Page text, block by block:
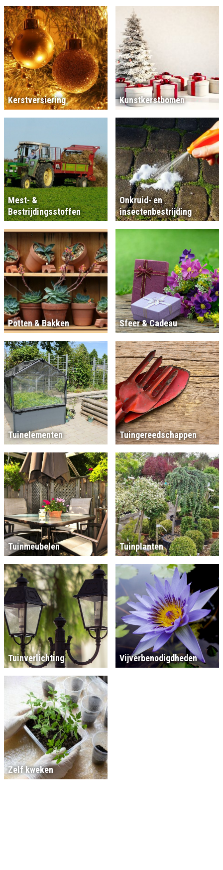
Kerstversiering Kunstkerstbomen
Mest- &
Bestrijdingsstoffen
Onkruid- en
insectenbestrijding
Potten & Bakken Sfeer & Cadeau
Tuinelementen Tuingereedschappen
Tuinmeubelen Tuinplanten
Tuinverlichting Vijverbenodigdheden
Zelf kweken